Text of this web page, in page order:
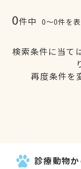
0件中 0〜0件を
検索条件に当て
再度条件を
診療動物